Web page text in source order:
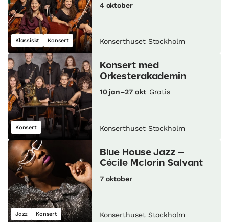
Klassiskt Konsert
4 oktober
Konserthuset Stockholm
Konsert
Konsert med
Orkesterakademin
10 jan–27 okt Gratis
Konserthuset Stockholm
Jazz Konsert
Blue House Jazz –
Cécile Mclorin Salvant
7 oktober
Konserthuset Stockholm